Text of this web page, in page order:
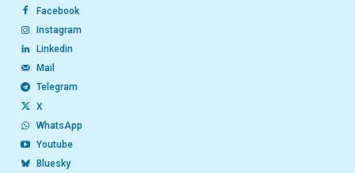
Facebook
Instagram
Linkedin
Mail
Telegram
X
WhatsApp
Youtube
Bluesky